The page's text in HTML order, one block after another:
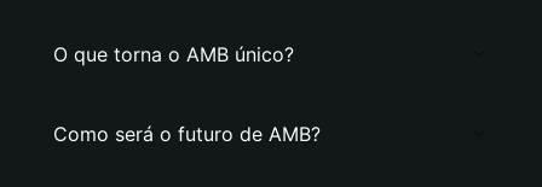
O que torna o AMB único?
Como será o futuro de AMB?